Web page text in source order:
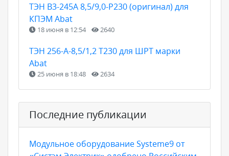
ТЭН B3-245A 8,5/9,0-P230 (оригинал) для
КПЭМ Abat
18 июня в 12:54 2640
ТЭН 256-А-8,5/1,2 Т230 для ШРТ марки
Abat
25 июня в 18:48 2634
Последние публикации
Модульное оборудование Systeme9 от